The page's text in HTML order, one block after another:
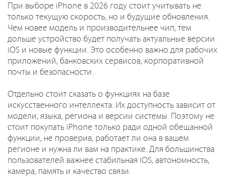
При выборе iPhone в 2026 году стоит учитывать не
только текущую скорость, но и будущие обновления.
Чем новее модель и производительнее чип, тем
дольше устройство будет получать актуальные версии
iOS и новые функции. Это особенно важно для рабочих
приложений, банковских сервисов, корпоративной
почты и безопасности.
Отдельно стоит сказать о функциях на базе
искусственного интеллекта. Их доступность зависит от
модели, языка, региона и версии системы. Поэтому не
стоит покупать iPhone только ради одной обещанной
функции, не проверив, работает ли она в вашем
регионе и нужна ли вам на практике. Для большинства
пользователей важнее стабильная iOS, автономность,
камера, память и качество связи.